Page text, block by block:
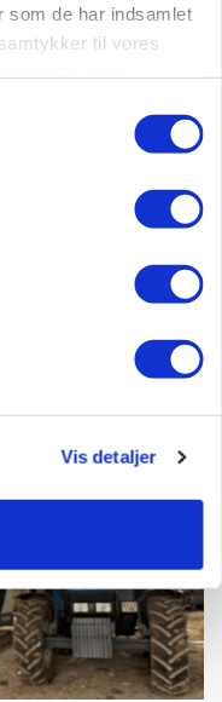
som de har indsamlet
til vores
Vis detaljer